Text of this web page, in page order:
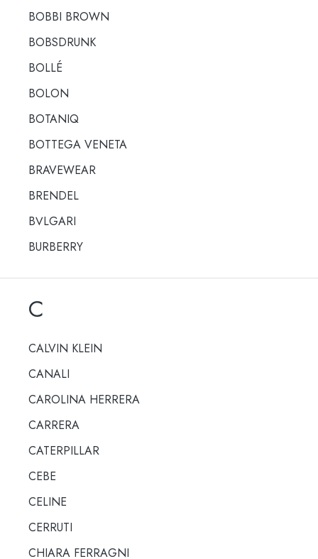
BOBBI BROWN
BOBSDRUNK
BOLLÉ
BOLON
BOTANIQ
BOTTEGA VENETA
BRAVEWEAR
BRENDEL
BULGARI
BURBERRY
C
CALVIN KLEIN
CANALI
CAROLINA HERRERA
CARRERA
CATERPILLAR
CEBE
CELINE
CERRUTI
CHIARA FERRAGNI